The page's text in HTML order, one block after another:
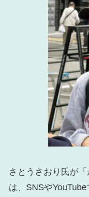
さとうさおり氏が
は、SNSや